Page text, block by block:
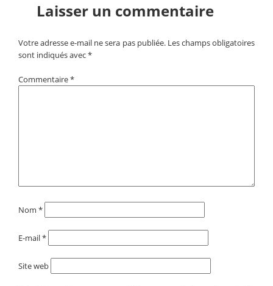
Laisser un commentaire
Votre adresse e-mail ne sera pas publiée. Les champs obligatoires
sont indiqués avec*
Commentaire*
Nom *
E-mail*
Site web